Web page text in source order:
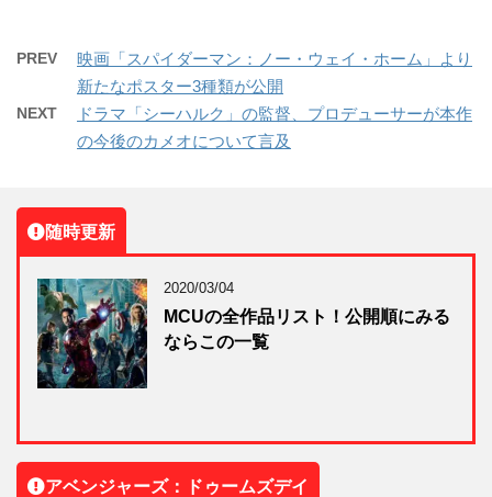
PREV
映画「スパイダーマン：ノー・ウェイ・ホーム」より
新たなポスター3種類が公開
NEXT
ドラマ「シーハルク」の監督、プロデューサーが本作
の今後のカメオについて言及
随時更新
2020/03/04
MCUの全作品リスト！公開順にみる
ならこの一覧
アベンジャーズ：ドゥームズデイ